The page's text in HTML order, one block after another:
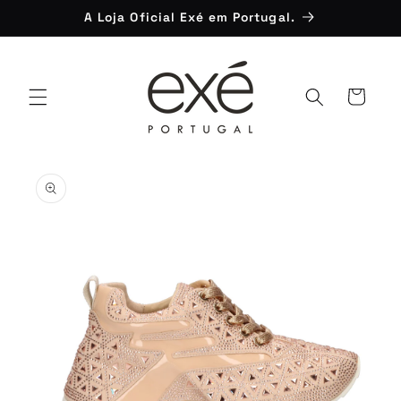
conteúdo
A Loja Oficial Exé em Portugal.
Carrinho
informação
do produto